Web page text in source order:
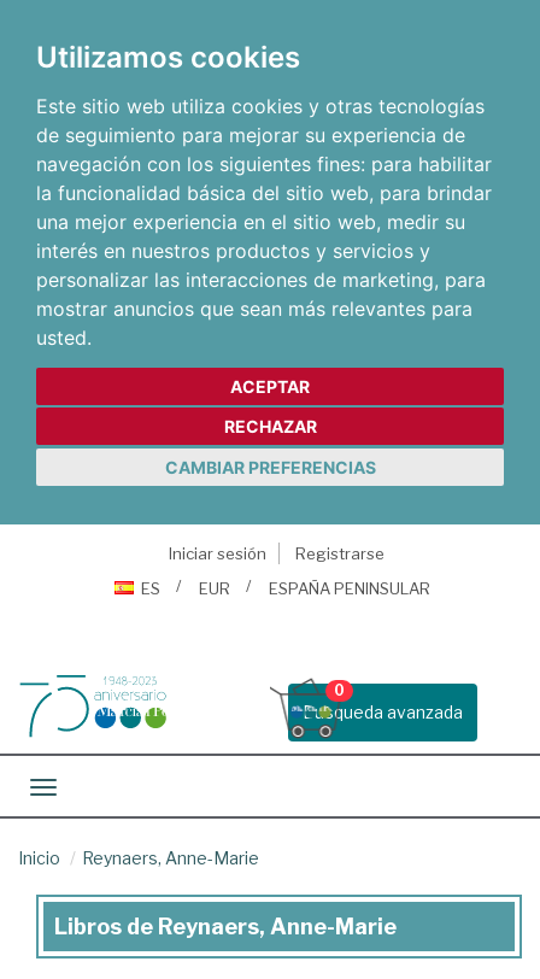
Utilizamos cookies
Este sitio web utiliza cookies y otras tecnologías
de seguimiento para mejorar su experiencia de
navegación con los siguientes fines: para habilitar
la funcionalidad básica del sitio web, para brindar
una mejor experiencia en el sitio web, medir su
interés en nuestros productos y servicios y
personalizar las interacciones de marketing, para
mostrar anuncios que sean más relevantes para
usted.
ACEPTAR
RECHAZAR
CAMBIAR PREFERENCIAS
Iniciar sesión
Registrarse
ES
EUR ESPAÑA PENINSULAR
Busqueda avanzada
0
Toggle navigation
Inicio Reynaers, Anne-Marie
Libros
Libros de Reynaers, Anne-Marie